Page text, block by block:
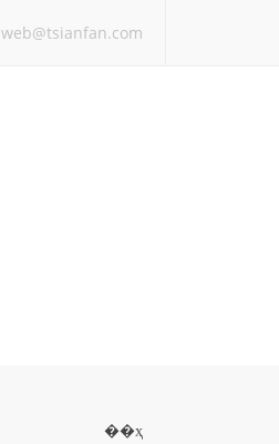
web@tsianfan.com
��ҳ